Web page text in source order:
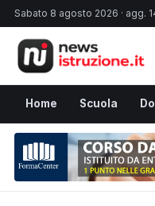
Sabato 8 agosto 2026 · agg.
Home Scuola